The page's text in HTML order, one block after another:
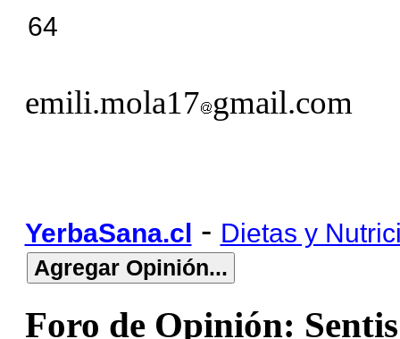
64
emili.mola17 gmail.com
YerbaSana.cl - Dietas y
Foro de Opinión: